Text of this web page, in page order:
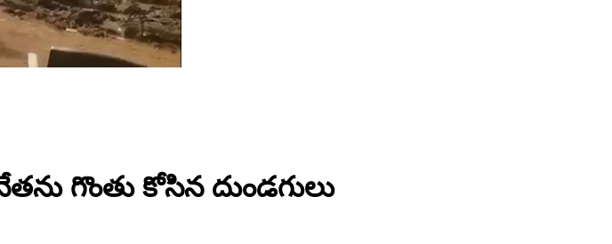
గొంతు కోసిన దుండగులు